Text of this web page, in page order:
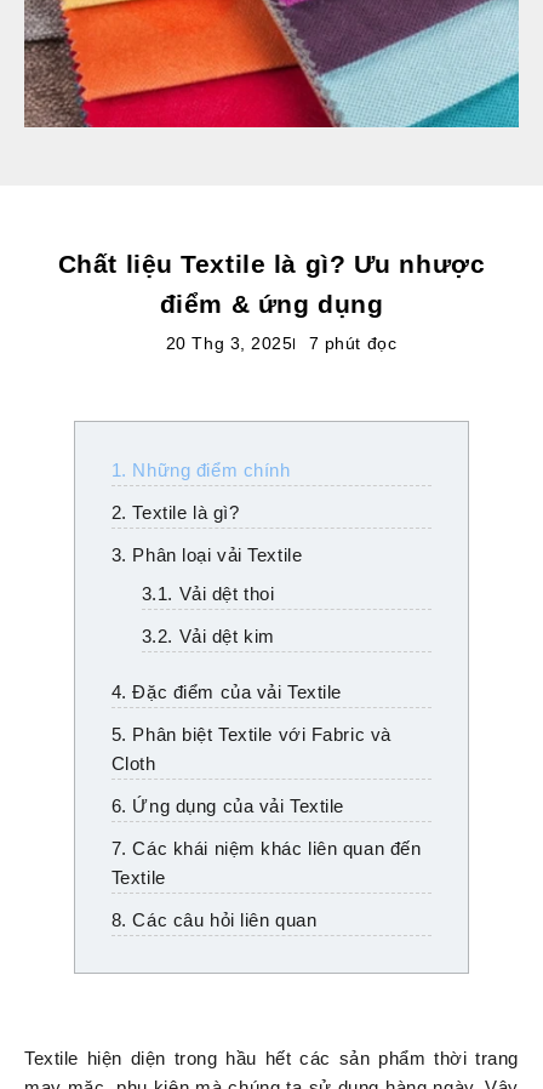
Chất liệu Textile là gì? Ưu nhược
điểm & ứng dụng
20 Thg 3, 2025 7 phút đọc
1. Những điểm chính
2. Textile là gì?
3. Phân loại vải Textile
3.1. Vải dệt thoi
3.2. Vải dệt kim
4. Đặc điểm của vải Textile
5. Phân biệt Textile với Fabric và
Cloth
6. Ứng dụng của vải Textile
7. Các khái niệm khác liên quan đến
Textile
8. Các câu hỏi liên quan
Textile hiện diện trong hầu hết các sản phẩm thời trang